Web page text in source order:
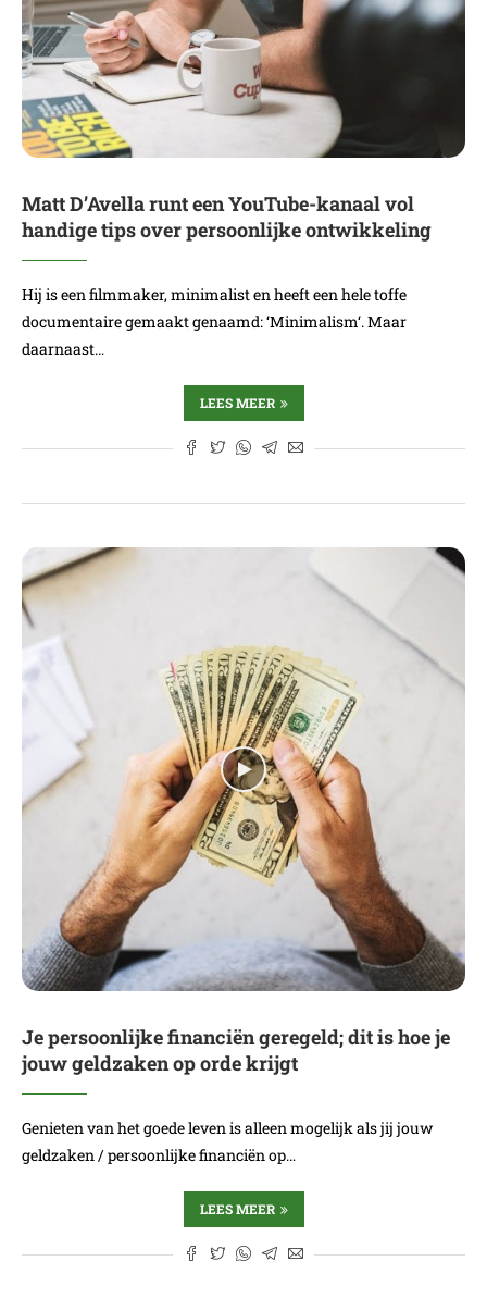
Matt D’Avella runt een YouTube-kanaal vol
handige tips over persoonlijke ontwikkeling
Hij is een filmmaker, minimalist en heeft een hele toffe
documentaire gemaakt genaamd: ‘Minimalism‘. Maar
daarnaast…
LEES MEER
Je persoonlijke financiën geregeld; dit is hoe je
jouw geldzaken op orde krijgt
Genieten van het goede leven is alleen mogelijk als jij jouw
geldzaken / persoonlijke financiën op…
LEES MEER